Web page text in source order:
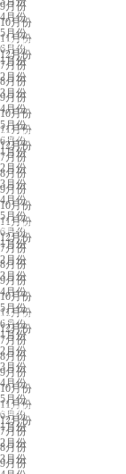
9月份
10月份
11月份
12月份
4月份
5月份
6月份
7月份
8月份
9月份
10月份
11月份
12月份
沈阳展会排期
1月份
2月份
3月份
4月份
5月份
6月份
7月份
8月份
9月份
10月份
11月份
12月份
临沂展会排期
1月份
2月份
3月份
4月份
5月份
6月份
7月份
8月份
9月份
10月份
11月份
12月份
西安展会排期
1月份
2月份
3月份
4月份
5月份
6月份
7月份
8月份
9月份
10月份
11月份
12月份
银川展会排期
1月份
2月份
3月份
4月份
5月份
6月份
7月份
8月份
9月份
南昌展会排期
1月份
2月份
3月份